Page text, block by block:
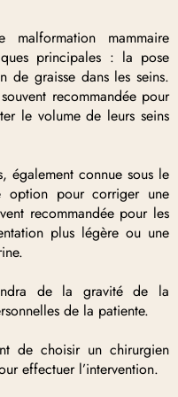
malformation mammaire
principales : la pose
de graisse dans les seins.
recommandée pour
le volume de leurs seins
également connue sous le
pour corriger une
recommandée pour les
plus légère ou une
de la gravité de la
de la patiente.
de choisir un chirurgien
effectuer l’intervention.